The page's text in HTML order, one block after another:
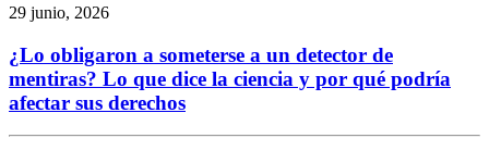
29 junio, 2026
¿Lo obligaron a someterse a un detector de
mentiras? Lo que dice la ciencia y por qué podría
afectar sus derechos